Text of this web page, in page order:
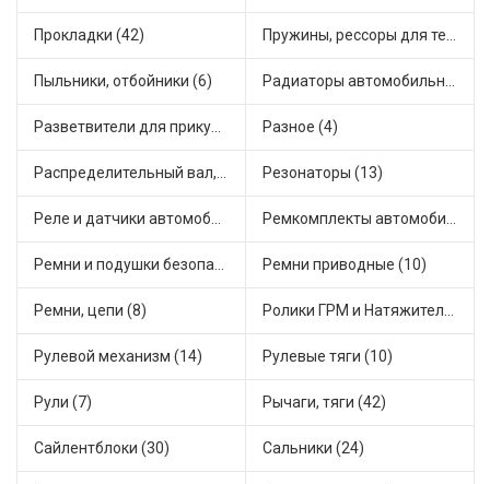
Прокладки (42) Пружины, рессоры для техники (29)
Пыльники, отбойники (6) Радиаторы автомобильные (17)
Разветвители для прикуривателя (3) Разное (4)
Распределительный вал, шестерни распределительного (7) Резонаторы (13)
Реле и датчики автомобильные (82) Ремкомплекты автомобильные (81)
Ремни и подушки безопасности (9) Ремни приводные (10)
Ремни, цепи (8) Ролики ГРМ и Натяжители (17)
Рулевой механизм (14) Рулевые тяги (10)
Рули (7) Рычаги, тяги (42)
Сайлентблоки (30) Сальники (24)